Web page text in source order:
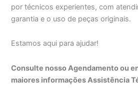
por técnicos experientes, com
garantia e o uso de peças originais.
Estamos aqui para ajudar!
Consulte nosso Agendamento ou
maiores informações Assistência